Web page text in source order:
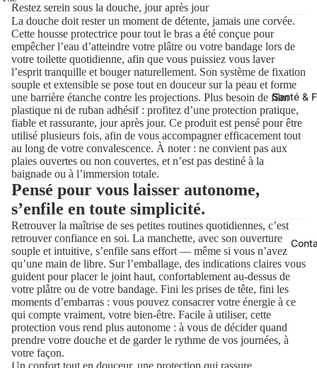
Santé &
Restez serein sous la douche, jour après jour
La douche doit rester un moment de détente, jamais une corvée.
Cette housse protectrice pour tout le bras a été conçue pour
empêcher l’eau d’atteindre votre plâtre ou votre bandage lors de
votre toilette quotidienne, afin que vous puissiez vous laver
l’esprit tranquille et bouger naturellement. Son système de fixation
souple et extensible se pose tout en douceur sur la peau et forme
une barrière étanche contre les projections. Plus besoin de film
plastique ni de ruban adhésif : profitez d’une protection pratique,
fiable et rassurante, jour après jour. Ce produit est pensé pour être
utilisé plusieurs fois, afin de vous accompagner efficacement tout
au long de votre convalescence. À noter : ne convient pas aux
plaies ouvertes ou non couvertes, et n’est pas destiné à la
baignade ou à l’immersion totale.
Pensé pour vous laisser autonome,
s’enfile en toute simplicité.
Retrouver la maîtrise de ses petites routines quotidiennes, c’est
retrouver confiance en soi. La manchette, avec son ouverture
souple et intuitive, s’enfile sans effort — même si vous n’avez
qu’une main de libre. Sur l’emballage, des indications claires vous
guident pour placer le joint haut, confortablement au-dessus de
votre plâtre ou de votre bandage. Fini les prises de tête, fini les
moments d’embarras : vous pouvez consacrer votre énergie à ce
qui compte vraiment, votre bien-être. Facile à utiliser, cette
protection vous rend plus autonome : à vous de décider quand
prendre votre douche et de garder le rythme de vos journées, à
votre façon.
Un confort tout en douceur, une protection qui rassure